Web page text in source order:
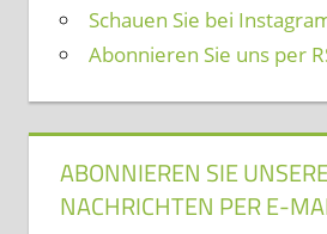
Schauen Sie bei
Abonnieren Sie uns per
ABONNIEREN SIE
NACHRICHTEN PER E-